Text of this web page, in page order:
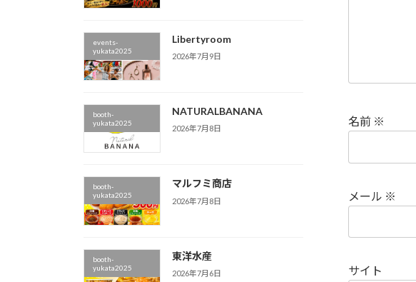
名前 ※
メール ※
サイト
events-
yukata2025
Libertyroom
2026年7月9日
booth-
yukata2025
NATURALBANANA
2026年7月8日
booth-
yukata2025
マルフミ商店
2026年7月8日
booth-
yukata2025
東洋水産
2026年7月6日